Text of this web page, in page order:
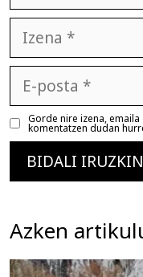
posta
Gorde nire izena,
komentatzen dudan
Azken